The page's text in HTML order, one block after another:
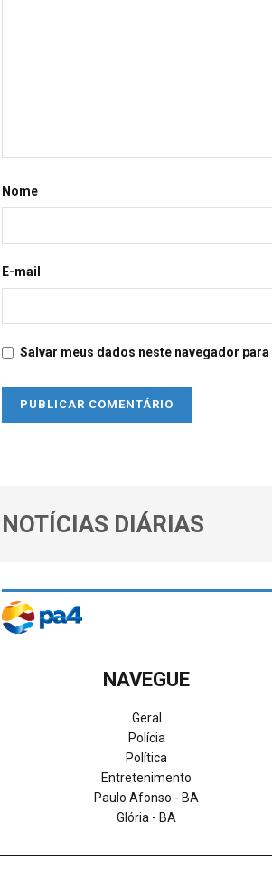
Nome
E-mail
Salvar meus dados neste navegador
NOTÍCIAS DIÁRIAS
NAVEGUE
Geral
Polícia
Política
Entretenimento
Paulo Afonso - BA
Glória - BA